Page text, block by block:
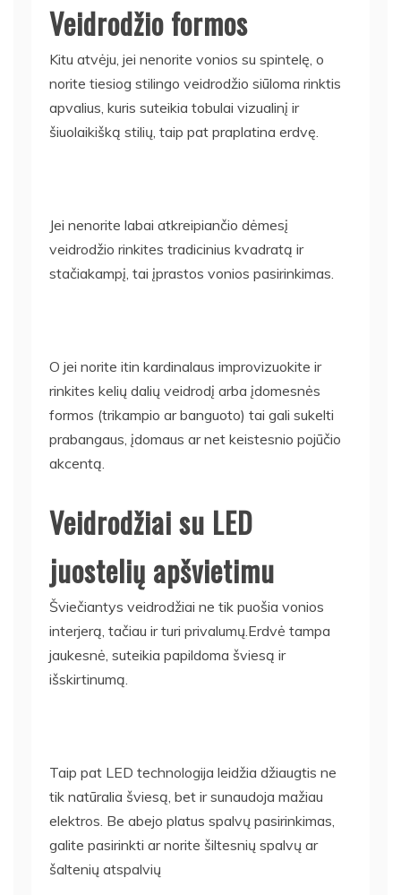
Veidrodžio formos
Kitu atvėju, jei nenorite vonios su spintelę, o
norite tiesiog stilingo veidrodžio siūloma rinktis
apvalius, kuris suteikia tobulai vizualinį ir
šiuolaikišką stilių, taip pat praplatina erdvę.
Jei nenorite labai atkreipiančio dėmesį
veidrodžio rinkites tradicinius kvadratą ir
stačiakampį, tai įprastos vonios pasirinkimas.
O jei norite itin kardinalaus improvizuokite ir
rinkites kelių dalių veidrodį arba įdomesnės
formos (trikampio ar banguoto) tai gali sukelti
prabangaus, įdomaus ar net keistesnio pojūčio
akcentą.
Veidrodžiai su LED
juostelių apšvietimu
Šviečiantys veidrodžiai ne tik puošia vonios
interjerą, tačiau ir turi privalumų.Erdvė tampa
jaukesnė, suteikia papildoma šviesą ir
išskirtinumą.
Taip pat LED technologija leidžia džiaugtis ne
tik natūralia šviesą, bet ir sunaudoja mažiau
elektros. Be abejo platus spalvų pasirinkimas,
galite pasirinkti ar norite šiltesnių spalvų ar
šaltenių atspalvių